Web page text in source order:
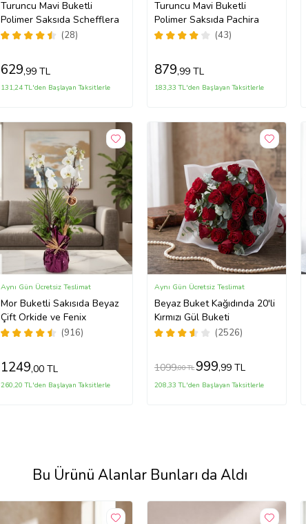
Turuncu Mavi Buketli
Polimer Saksıda Schefflera
(28)
629,99 TL
131,24 TL'den Başlayan Taksitlerle
Turuncu Mavi Buketli
Polimer Saksıda Pachira
(43)
879,99 TL
183,33 TL'den Başlayan Taksitlerle
Mor Buketli Sakısıda Beyaz
Çift Orkide ve Fenix
(916)
Aynı Gün Ücretsiz Teslimat
1249,00 TL
260,20 TL'den Başlayan Taksitlerle
Beyaz Buket Kağıdında 20'li
Kırmızı Gül Buketi
(2526)
Aynı Gün Ücretsiz Teslimat
1099,00 TL 999,99 TL
208,33 TL'den Başlayan Taksitlerle
Bu Ürünü Alanlar Bunları da Aldı